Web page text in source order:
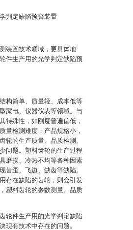
判定缺陷预警装置
装置技术领域，更具体地
件生产用的光学判定缺陷预
构简单、质量轻、成本低等
家电、仪器仪表等领域。与
特殊性，如刚度普遍偏低，
量检测难度；产品规格小，
轮的生产质量、品质检测、
问题。塑料齿轮的生产过程
磨损、冷热不均等各种因素
齿歪、飞边、缺齿等缺陷。
存在缺陷的齿轮，则会引发
塑料齿轮的参数测量、品质
轮件生产用的光学判定缺陷
现有技术中存在的问题。